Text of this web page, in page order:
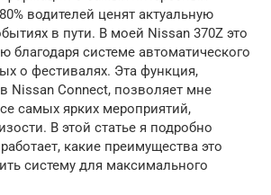
водителей ценят актуальную
в пути. В моей Nissan 370Z это
благодаря системе автоматического
о фестивалях. Эта функция,
Nissan Connect, позволяет мне
самых ярких мероприятий,
В этой статье я подробно
какие преимущества это
систему для максимального